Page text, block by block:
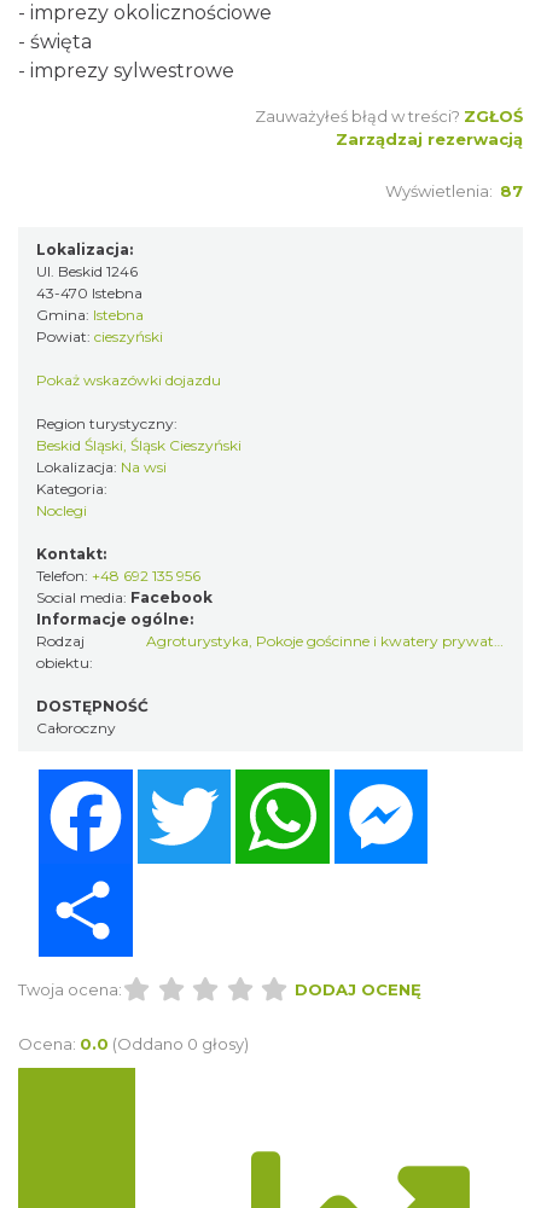
- imprezy okolicznościowe
- święta
- imprezy sylwestrowe
Zauważyłeś błąd w treści? ZGŁOŚ
Zarządzaj rezerwacją
Wyświetlenia: 87
Lokalizacja:
Ul. Beskid 1246
43-470 Istebna
Gmina: Istebna
Powiat: cieszyński
Pokaż wskazówki dojazdu
Region turystyczny:
Beskid Śląski, Śląsk Cieszyński
Lokalizacja: Na wsi
Kategoria:
Noclegi
Kontakt:
Telefon: +48 692 135 956
Social media: Facebook
Informacje ogólne:
Rodzaj
obiektu:
Agroturystyka, Pokoje gościnne i kwatery prywatne
DOSTĘPNOŚĆ
Całoroczny
Twitter WhatsApp
Twoja ocena: DODAJ OCENĘ
Ocena: 0.0 (Oddano 0 głosy)